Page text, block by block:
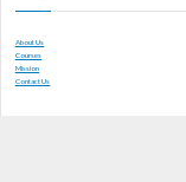
About Us
Courses
Mission
Contact Us